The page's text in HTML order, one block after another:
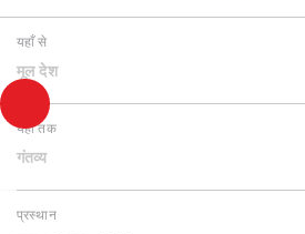
यहाँ से
मूल देश
यहाँ तक
गंतव्य
प्रस्थान